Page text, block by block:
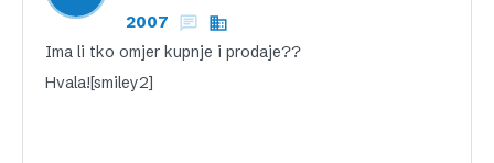
2007
Ima li tko omjer kupnje i prodaje??
Hvala![smiley2]